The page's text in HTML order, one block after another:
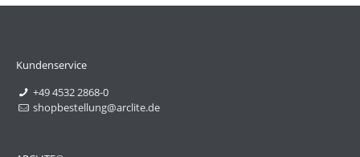
Kundenservice
+49 4532 2868-0
shopbestellung@arclite.de